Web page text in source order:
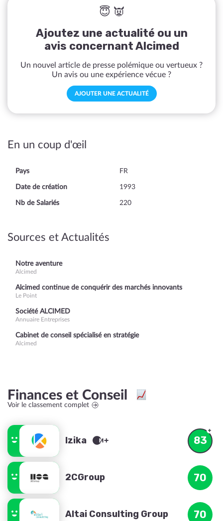
😇 👿
Ajoutez une actualité ou un
avis concernant Alcimed
Un nouvel article de presse polémique ou vertueux ?
Un avis ou une expérience vécue ?
AJOUTER UNE ACTUALITÉ
En un coup d'œil
Pays FR
Date de création 1993
Nb de Salariés 220
Sources et Actualités
Notre aventure
Alcimed
Alcimed continue de conquérir des marchés innovants
Le Point
Société ALCIMED
Annuaire Entreprises
Cabinet de conseil spécialisé en stratégie
Alcimed
Finances et Conseil
Voir le classement complet
Izika 83
2CGroup 70
Altai Consulting Group 70